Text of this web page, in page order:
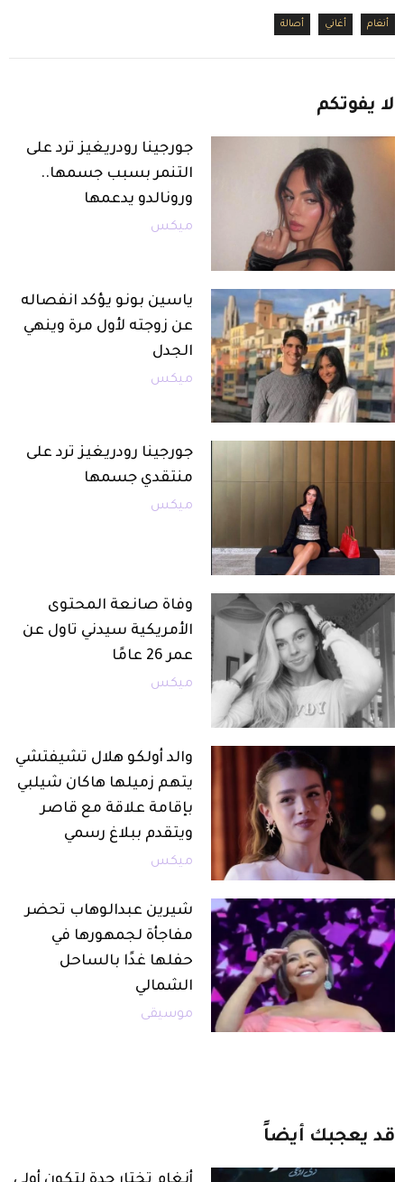
أنغام أغاني أصالة
لا يفوتكم
جورجينا رودريغيز ترد على
التنمر بسبب جسمها..
ورونالدو يدعمها
ميكس
ياسين بونو يؤكد انفصاله
عن زوجته لأول مرة وينهي
الجدل
ميكس
جورجينا رودريغيز ترد على
منتقدي جسمها
ميكس
وفاة صانعة المحتوى
الأمريكية سيدني تاول عن
عمر 26 عامًا
ميكس
والد أولكو هلال تشيفتشي
يتهم زميلها هاكان شيلبي
بإقامة علاقة مع قاصر
ويتقدم ببلاغ رسمي
ميكس
شيرين عبدالوهاب تحضر
مفاجأة لجمهورها في
حفلها غدًا بالساحل
الشمالي
موسيقى
قد يعجبك أيضاً